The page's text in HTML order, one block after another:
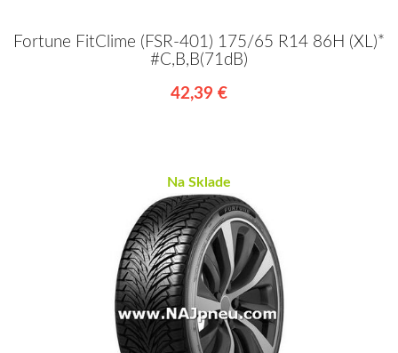
Fortune FitClime (FSR-401) 175/65 R14 86H (XL)*
#C,B,B(71dB)
42,39 €
Na Sklade